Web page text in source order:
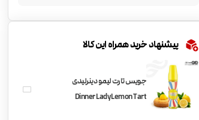
پیشنهاد خرید همراه این کالا
جویس تارت لیمو دینرلیدی
Dinner Lady Lemon Tart